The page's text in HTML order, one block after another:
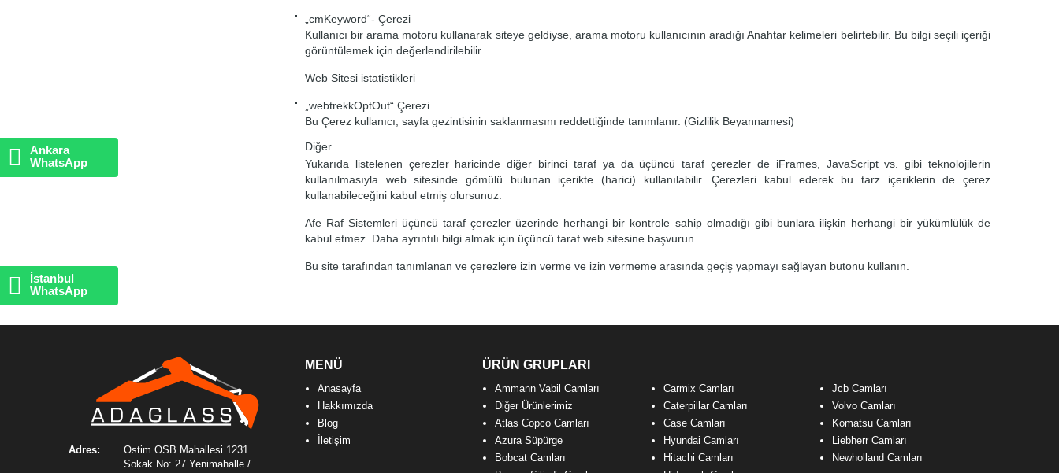
İstanbul
WhatsApp
Ankara
WhatsApp
„cmKeyword“- Çerezi
Kullanıcı bir arama motoru kullanarak siteye geldiyse, arama motoru kullanıcının aradığı Anahtar kelimeleri belirtebilir. Bu bilgi seçili içeriği
görüntülemek için değerlendirilebilir.
Web Sitesi istatistikleri
„webtrekkOptOut“ Çerezi
Bu Çerez kullanıcı, sayfa gezintisinin saklanmasını reddettiğinde tanımlanır. (Gizlilik Beyannamesi)
Diğer
Yukarıda listelenen çerezler haricinde diğer birinci taraf ya da üçüncü taraf çerezler de iFrames, JavaScript vs. gibi teknolojilerin
kullanılmasıyla web sitesinde gömülü bulunan içerikte (harici) kullanılabilir. Çerezleri kabul ederek bu tarz içeriklerin de çerez
kullanabileceğini kabul etmiş olursunuz.
Afe Raf Sistemleri üçüncü taraf çerezler üzerinde herhangi bir kontrole sahip olmadığı gibi bunlara ilişkin herhangi bir yükümlülük de
kabul etmez. Daha ayrıntılı bilgi almak için üçüncü taraf web sitesine başvurun.
Bu site tarafından tanımlanan ve çerezlere izin verme ve izin vermeme arasında geçiş yapmayı sağlayan butonu kullanın.
Adres:
Ostim OSB Mahallesi 1231.
Sokak No: 27 Yenimahalle /
MENÜ
Anasayfa
Hakkımızda
Blog
İletişim
ÜRÜN GRUPLARI
Ammann Vabil Camları
Diğer Ürünlerimiz
Atlas Copco Camları
Azura Süpürge
Bobcat Camları
Carmix Camları
Caterpillar Camları
Case Camları
Hyundai Camları
Hitachi Camları
Jcb Camları
Volvo Camları
Komatsu Camları
Liebherr Camları
Newholland Camları